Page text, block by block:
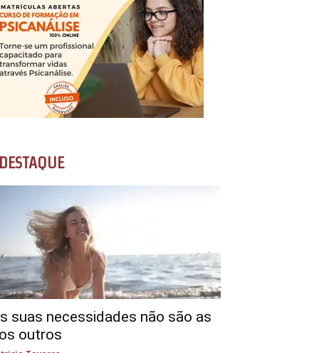
DESTAQUE
suas necessidades não são as
outros